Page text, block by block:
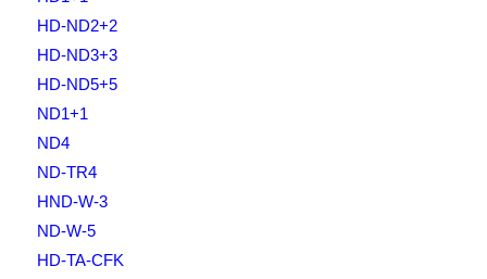
HD-ND2+2
HD-ND3+3
HD-ND5+5
ND1+1
ND4
ND-TR4
HND-W-3
ND-W-5
HD-TA-CFK